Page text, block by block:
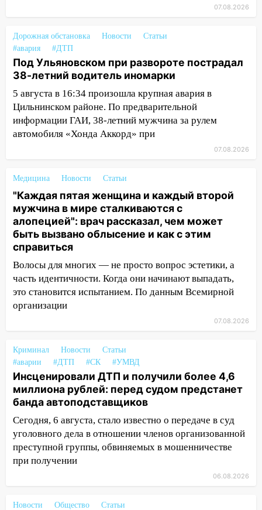
13:01 В Димитровграде мужчина
выбросил из машины страйкбольную
гранату: его задержали
12:34 На Ульяновскую область
надвигается сильнейшая непогода: град
и шквал до 27 м/с
12:31 Ульяновец хотел купить иномарку
из Европы и потерял 760 тысяч рублей
столкнулись «Лада» и Chevrolet:
пострадал 14-летний подросток
12:00 Где есть бензин в Ульяновске 7
августа: список АЗС
11:50 Заснул рядом с ребёнком и
случайно задушил его: суд вынес
приговор
11:38 В Ленинском районе пожар
полностью уничтожил дачный дом и
ЕГЭ с 2027 года
11:25 В Ульяновске ИИ будет выявлять
нарушителей на контейнерных
площадках
11:20 Ульяновская шахматистка
Валерия Клейменова выиграла два
золота в составе сборной мира
В Ульяновске открыли памятную
10:40
В Ульяновске спасатели ночью
07.08.2026
Дорожная обстановка Новости
Статьи
#авария
#ДТП
Под Ульяновском при развороте пострадал
38-летний водитель иномарки
5 августа в 16:34 произошла крупная авария в
Цильнинском районе. По предварительной
информации ГАИ, 38-летний мужчина за рулем
автомобиля «Хонда Аккорд» при
07.08.2026
Медицина Новости Статьи
"Каждая пятая женщина и каждый второй
мужчина в мире сталкиваются с
алопецией": врач рассказал, чем может
быть вызвано облысение и как с этим
справиться
Волосы для многих — не просто вопрос эстетики, а
часть идентичности. Когда они начинают выпадать,
это становится испытанием. По данным Всемирной
организации
07.08.2026
Криминал Новости
Статьи
#аварии
#ДТП #СК #УМВД
Инсценировали ДТП и получили более 4,6
миллиона рублей: перед судом предстанет
банда автоподставщиков
Сегодня, 6 августа, стало известно о передаче в суд
уголовного дела в отношении членов организованной
преступной группы, обвиняемых в мошенничестве
при получении
06.08.2026
Новости Общество
Статьи